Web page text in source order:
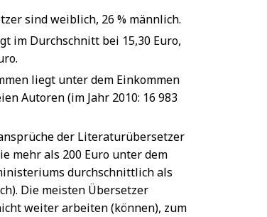
sind weiblich, 26 % männlich.
im Durchschnitt bei 15,30 Euro,
liegt unter dem Einkommen
Autoren (im Jahr 2010: 16 983
der Literaturübersetzer
mehr als 200 Euro unter dem
durchschnittlich als
Die meisten Übersetzer
weiter arbeiten (können), zum